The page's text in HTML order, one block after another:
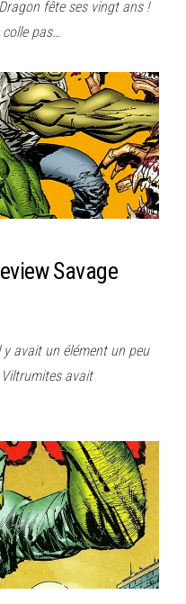
fête ses vingt ans !
pas…
Savage
y avait un élément un peu
Viltrumites avait